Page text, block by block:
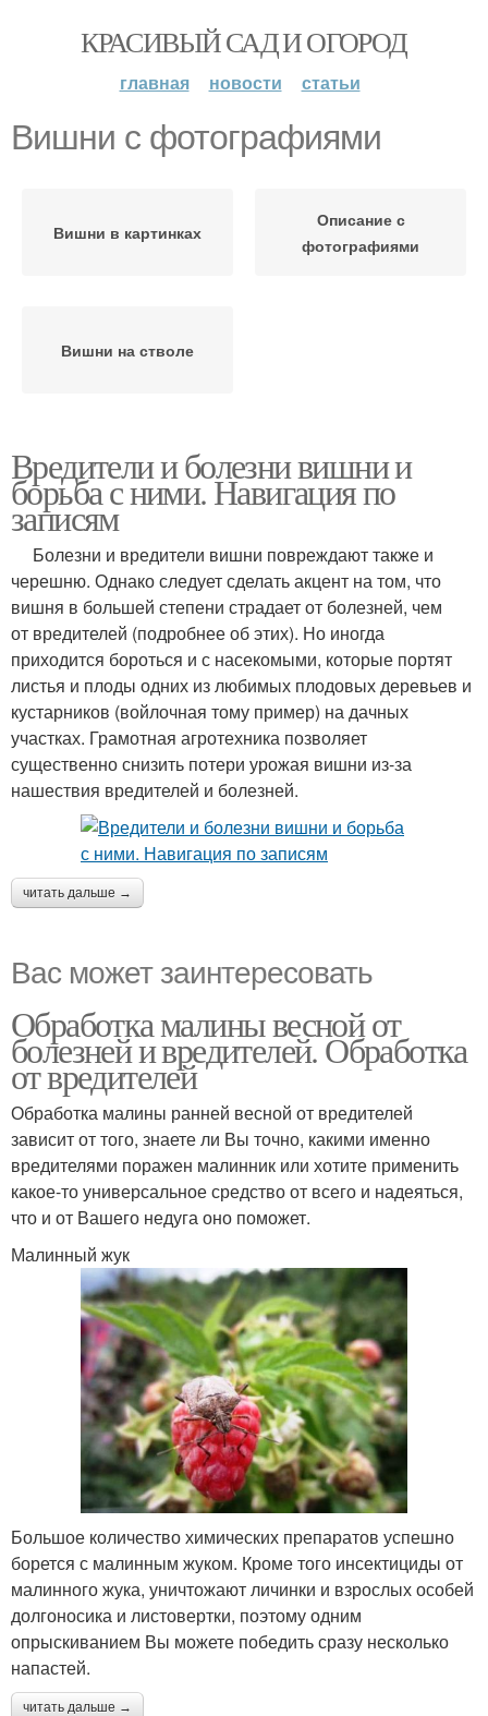
КРАСИВЫЙ САД И ОГОРОД
главная новости статьи
Вишни с фотографиями
Вишни в картинках
Описание с
фотографиями
Вишни на стволе
Вредители и болезни вишни и
борьба с ними. Навигация по
записям
Болезни и вредители вишни повреждают также и
черешню. Однако следует сделать акцент на том, что
вишня в большей степени страдает от болезней, чем
от вредителей (подробнее об этих). Но иногда
приходится бороться и с насекомыми, которые портят
листья и плоды одних из любимых плодовых деревьев и
кустарников (войлочная тому пример) на дачных
участках. Грамотная агротехника позволяет
существенно снизить потери урожая вишни из-за
нашествия вредителей и болезней.
читать дальше →
Вас может заинтересовать
Обработка малины весной от
болезней и вредителей. Обработка
от вредителей
Обработка малины ранней весной от вредителей
зависит от того, знаете ли Вы точно, какими именно
вредителями поражен малинник или хотите применить
какое-то универсальное средство от всего и надеяться,
что и от Вашего недуга оно поможет.
Малинный жук
Большое количество химических препаратов успешно
борется с малинным жуком. Кроме того инсектициды от
малинного жука, уничтожают личинки и взрослых особей
долгоносика и листовертки, поэтому одним
опрыскиванием Вы можете победить сразу несколько
напастей.
читать дальше →